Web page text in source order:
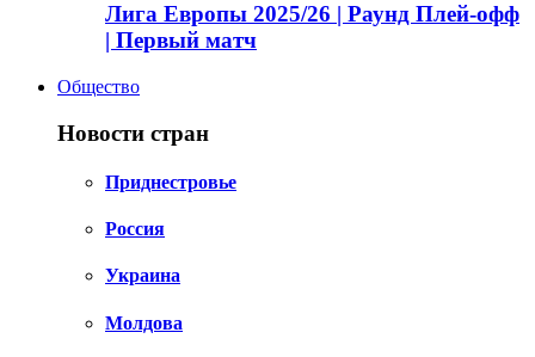
Лига Европы 2025/26 | Раунд Плей-офф
| Первый матч
Общество
Новости стран
Приднестровье
Россия
Украина
Молдова